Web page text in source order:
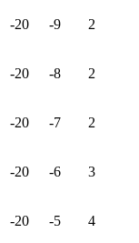
-20 -9 2
-20 -8 2
-20 -7 2
-20 -6 3
-20 -5 4